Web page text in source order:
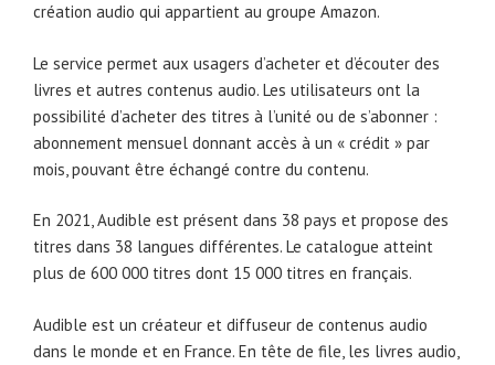
création audio qui appartient au groupe Amazon.
Le service permet aux usagers d’acheter et d’écouter des
livres et autres contenus audio. Les utilisateurs ont la
possibilité d’acheter des titres à l’unité ou de s’abonner :
abonnement mensuel donnant accès à un « crédit » par
mois, pouvant être échangé contre du contenu.
En 2021, Audible est présent dans 38 pays et propose des
titres dans 38 langues différentes. Le catalogue atteint
plus de 600 000 titres dont 15 000 titres en français.
Audible est un créateur et diffuseur de contenus audio
dans le monde et en France. En tête de file, les livres audio,